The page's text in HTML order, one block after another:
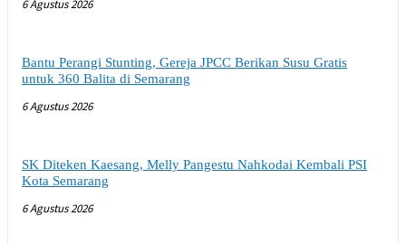
6 Agustus 2026
Bantu Perangi Stunting, Gereja JPCC Berikan Susu Gratis
untuk 360 Balita di Semarang
6 Agustus 2026
SK Diteken Kaesang, Melly Pangestu Nahkodai Kembali PSI
Kota Semarang
6 Agustus 2026